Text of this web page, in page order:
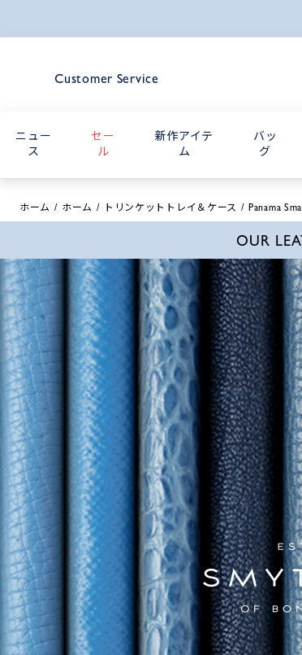
Customer Service
ニュー
ス
セー
ル
新作アイテ
ム
バッ
グ
ホーム ホーム トリンケットトレイ＆ケース Panama
OUR